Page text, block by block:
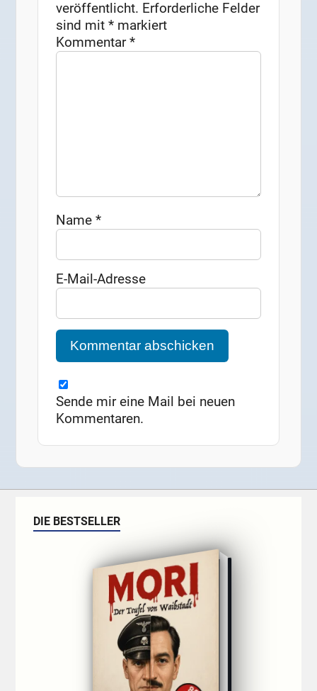
veröffentlicht. Erforderliche Felder
sind mit* markiert
Kommentar*
Name*
E-Mail-Adresse
Sende mir eine Mail bei neuen
Kommentaren.
DIE BESTSELLER